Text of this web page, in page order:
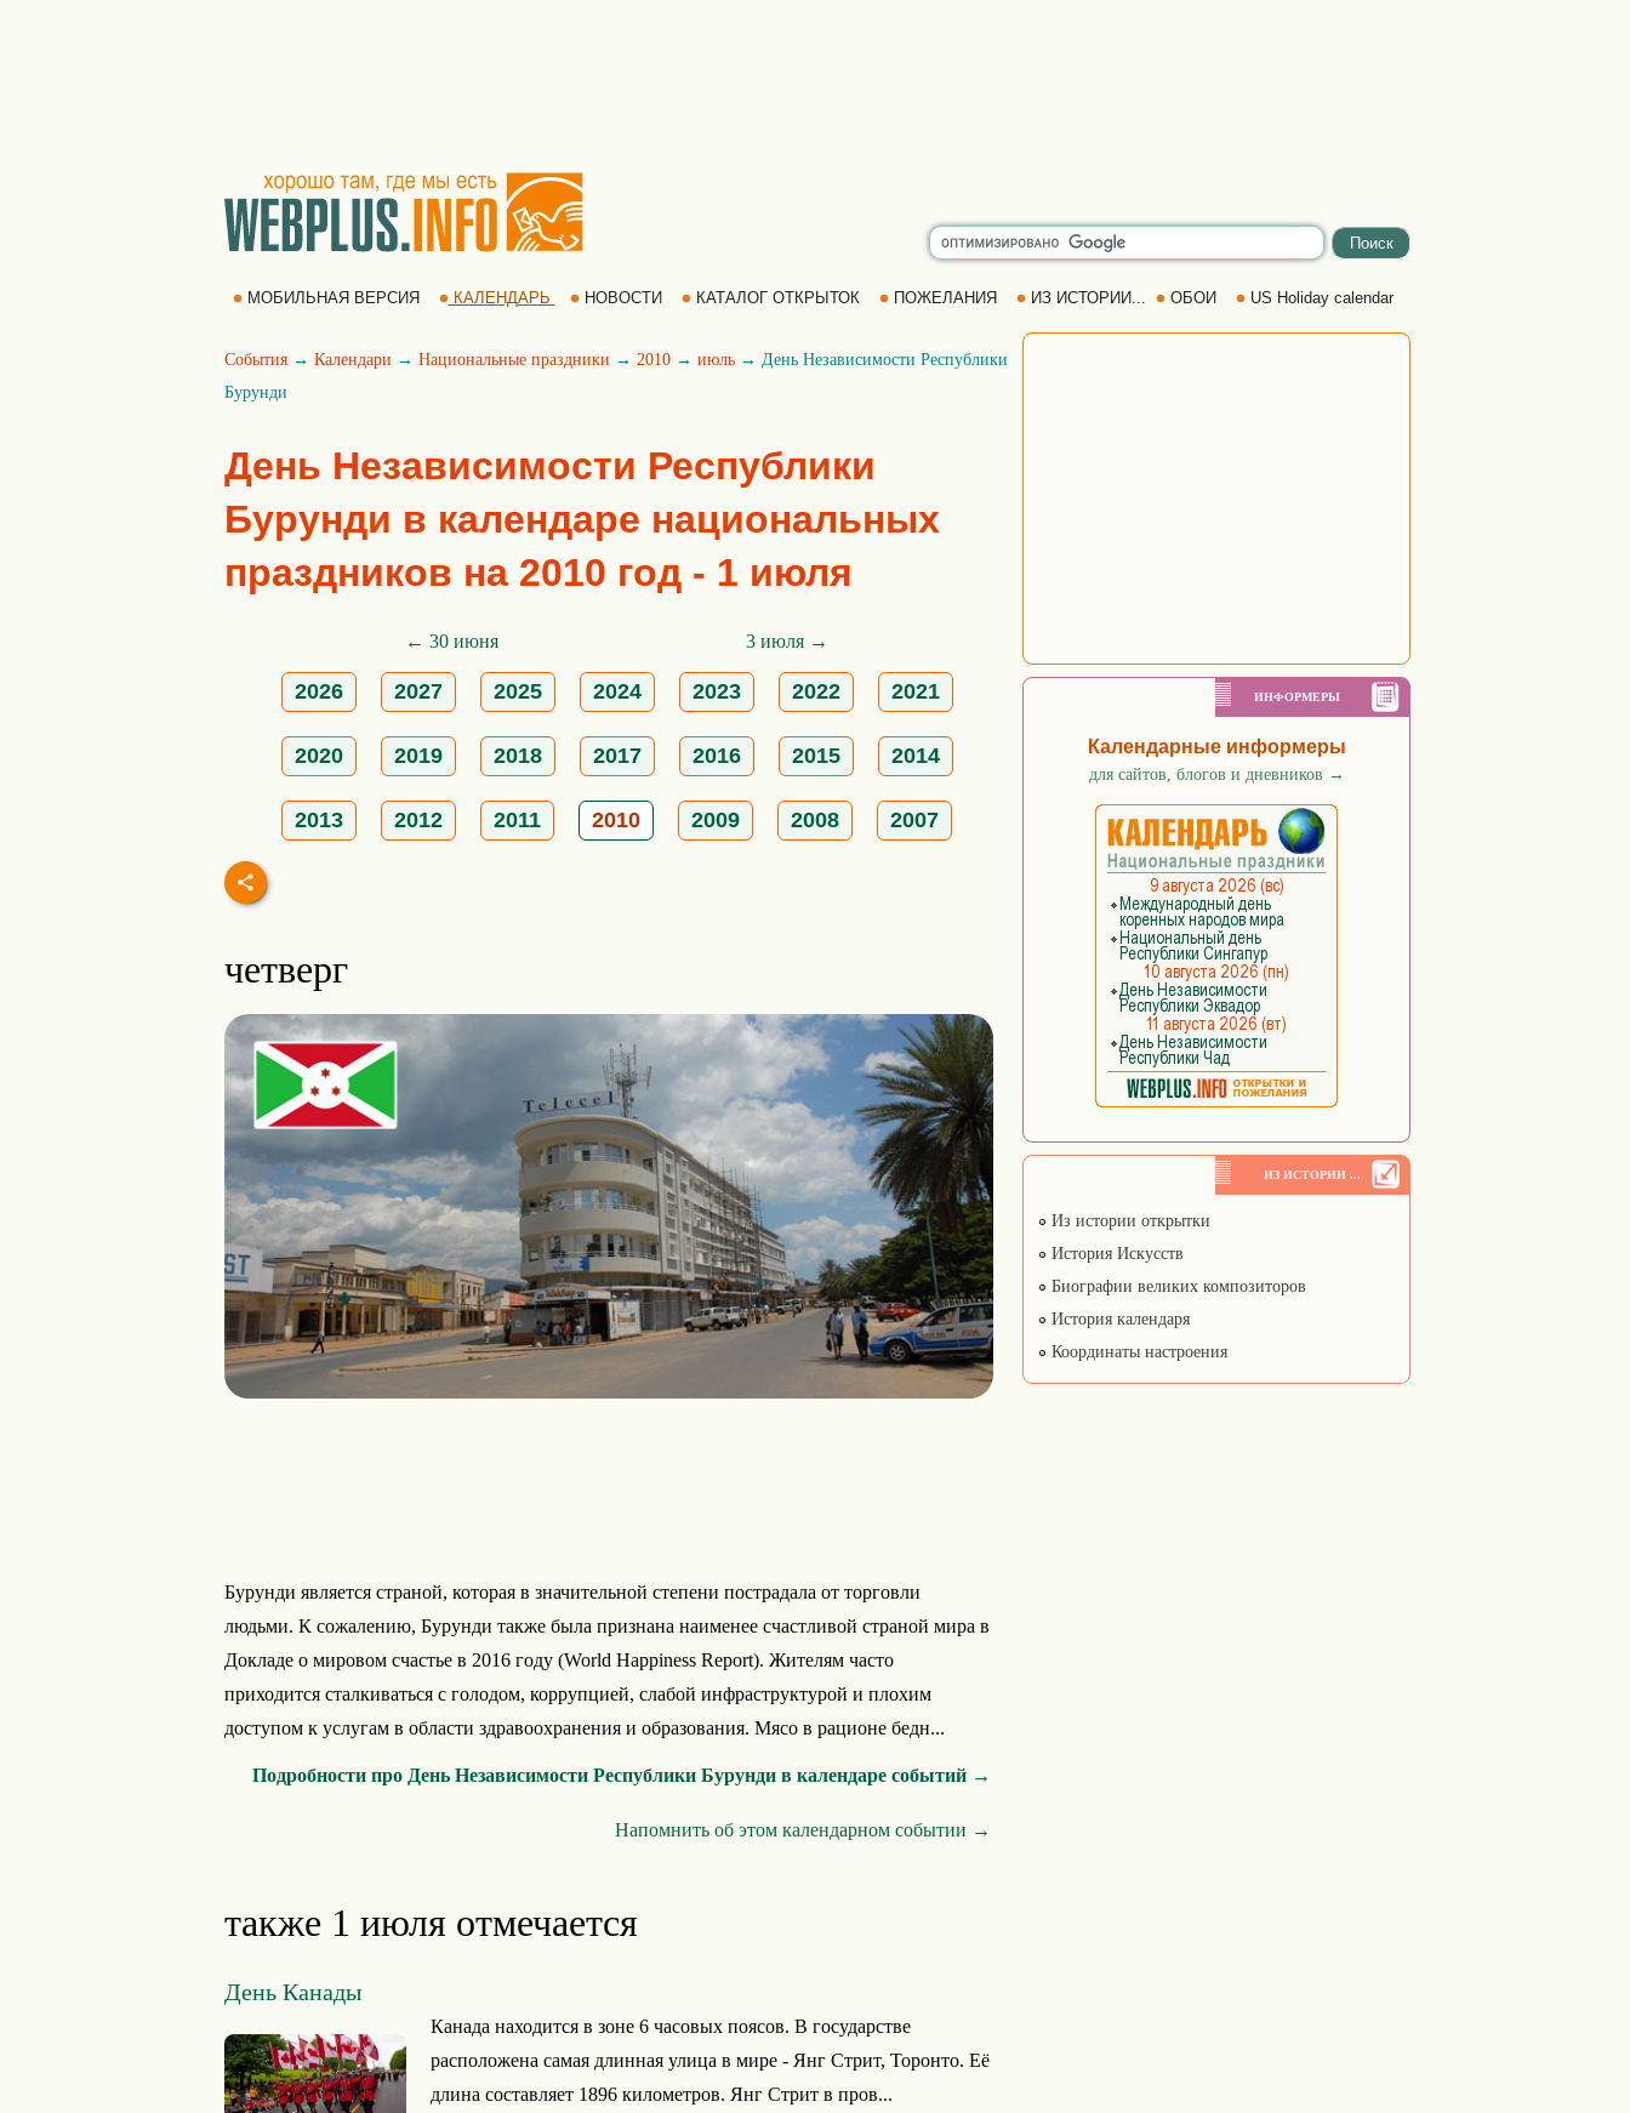
МОБИЛЬНАЯ ВЕРСИЯ КАЛЕНДАРЬ НОВОСТИ КАТАЛОГ ОТКРЫТОК ПОЖЕЛАНИЯ ИЗ ИСТОРИИ... ОБОИ US Holiday calendar
События → Календари → Национальные праздники → 2010 → июль → День Независимости Республики
Бурунди
День Независимости Республики
Бурунди в календаре национальных
праздников на 2010 год - 1 июля
← 30 июня 3 июля →
2026 2027 2025 2024 2023 2022 2021
2020 2019 2018 2017 2016 2015 2014
2013 2012 2011 2010 2009 2008 2007
четверг
Бурунди является страной, которая в значительной степени пострадала от торговли
людьми. К сожалению, Бурунди также была признана наименее счастливой страной мира в
Докладе о мировом счастье в 2016 году (World Happiness Report). Жителям часто
приходится сталкиваться с голодом, коррупцией, слабой инфраструктурой и плохим
доступом к услугам в области здравоохранения и образования. Мясо в рационе бедн...
Подробности про День Независимости Республики Бурунди в календаре событий →
Напомнить об этом календарном событии →
также 1 июля отмечается
День Канады
Канада находится в зоне 6 часовых поясов. В государстве
расположена самая длинная улица в мире - Янг Стрит, Торонто. Её
длина составляет 1896 километров. Янг Стрит в пров...
ИНФОРМЕРЫ
Календарные информеры
для сайтов, блогов и дневников →
ИЗ ИСТОРИИ ...
Из истории открытки
История Искусств
Биографии великих композиторов
История календаря
Координаты настроения